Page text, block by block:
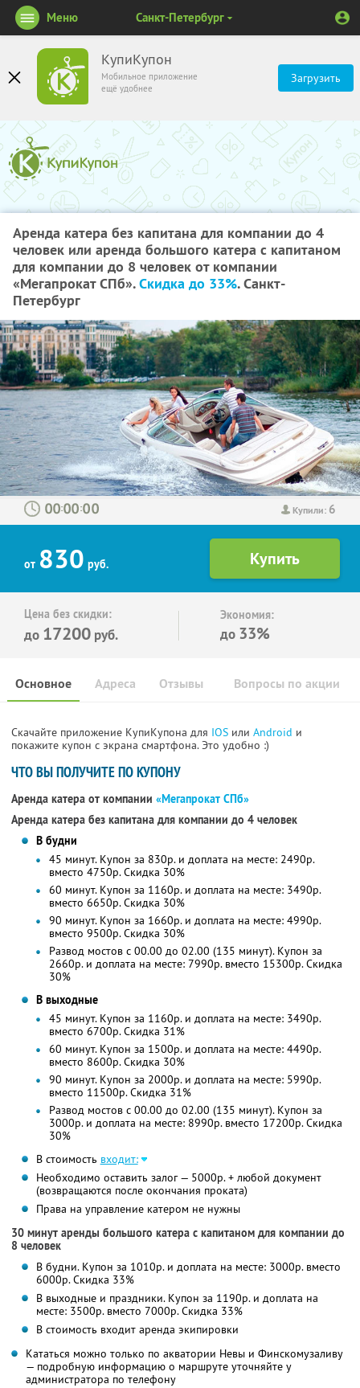
КупиКупон
Мобильное приложение
ещё удобнее
Загрузить
Меню Санкт-Петербург
Аренда катера без капитана для компании до 4
человек или аренда большого катера с капитаном
для компании до 8 человек от компании
«Мегапрокат СПб».Скидка до 33%. Санкт-
Петербург
Купили: 6
: :
от 830 руб.
Цена без скидки:
до 17200 руб.
Экономия:
до 33%
Основное Отзывы Вопросы по акции
Адреса
Скачайте приложение КупиКупона для IOS или Android и
покажите купон с экрана смартфона. Это удобно :)
ЧТО ВЫ ПОЛУЧИТЕ ПО КУПОНУ
Аренда катера от компании «Мегапрокат СПб»
Аренда катера без капитана для компании до 4 человек
В будни
45 минут. Купон за 830р. и доплата на месте: 2490р.
вместо 4750р. Скидка 30%
60 минут. Купон за 1160р. и доплата на месте: 3490р.
вместо 6650р. Скидка 30%
90 минут. Купон за 1660р. и доплата на месте: 4990р.
вместо 9500р. Скидка 30%
Развод мостов с 00.00 до 02.00 (135 минут). Купон за
2660р. и доплата на месте: 7990р. вместо 15300р. Скидка
30%
В выходные
45 минут. Купон за 1160р. и доплата на месте: 3490р.
вместо 6700р. Скидка 31%
60 минут. Купон за 1500р. и доплата на месте: 4490р.
вместо 8600р. Скидка 30%
90 минут. Купон за 2000р. и доплата на месте: 5990р.
вместо 11500р. Скидка 31%
Развод мостов с 00.00 до 02.00 (135 минут). Купон за
3000р. и доплата на месте: 8990р. вместо 17200р. Скидка
30%
В стоимость входит:
Необходимо оставить залог — 5000р. + любой документ
(возвращаются после окончания проката)
Права на управление катером не нужны
30 минут аренды большого катера с капитаном для компании до
8 человек
В будни. Купон за 1010р. и доплата на месте: 3000р. вместо
6000р. Скидка 33%
В выходные и праздники. Купон за 1190р. и доплата на
месте: 3500р. вместо 7000р. Скидка 33%
В стоимость входит аренда экипировки
Кататься можно только по акватории Невы и Финскомузаливу
— подробную информацию о маршруте уточняйте у
администратора по телефону